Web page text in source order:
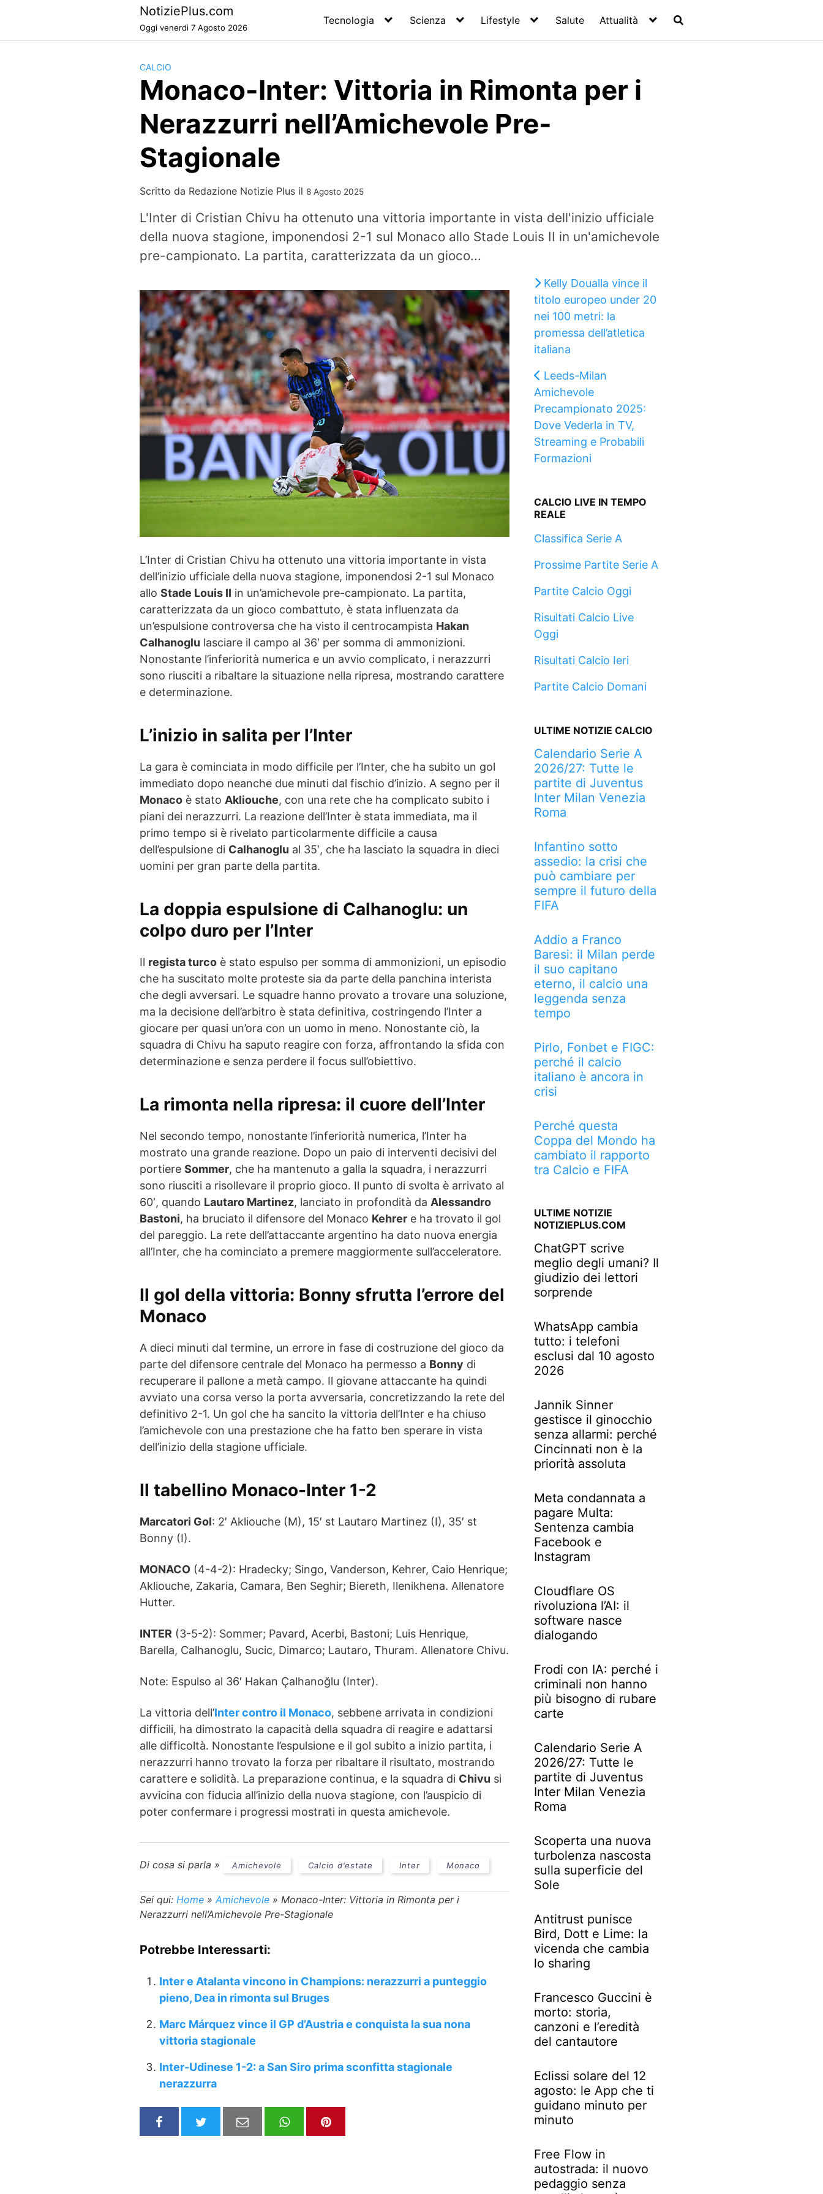
NotiziePlus.com
Oggi venerdì 7 Agosto 2026
Tecnologia Scienza Lifestyle Salute Attualità
CALCIO
Monaco-Inter: Vittoria in Rimonta per i
Nerazzurri nell’Amichevole Pre-
Stagionale
Scritto da Redazione Notizie Plus il 8 Agosto 2025
L'Inter di Cristian Chivu ha ottenuto una vittoria importante in vista dell'inizio ufficiale
della nuova stagione, imponendosi 2-1 sul Monaco allo Stade Louis II in un'amichevole
pre-campionato. La partita, caratterizzata da un gioco...
L’Inter di Cristian Chivu ha ottenuto una vittoria importante in vista
dell’inizio ufficiale della nuova stagione, imponendosi 2-1 sul Monaco
allo Stade Louis II in un’amichevole pre-campionato. La partita,
caratterizzata da un gioco combattuto, è stata influenzata da
un’espulsione controversa che ha visto il centrocampista Hakan
Calhanoglu lasciare il campo al 36′ per somma di ammonizioni.
Nonostante l’inferiorità numerica e un avvio complicato, i nerazzurri
sono riusciti a ribaltare la situazione nella ripresa, mostrando carattere
e determinazione.
L’inizio in salita per l’Inter
La gara è cominciata in modo difficile per l’Inter, che ha subito un gol
immediato dopo neanche due minuti dal fischio d’inizio. A segno per il
Monaco è stato Akliouche, con una rete che ha complicato subito i
piani dei nerazzurri. La reazione dell’Inter è stata immediata, ma il
primo tempo si è rivelato particolarmente difficile a causa
dell’espulsione di Calhanoglu al 35′, che ha lasciato la squadra in dieci
uomini per gran parte della partita.
La doppia espulsione di Calhanoglu: un
colpo duro per l’Inter
Il regista turco è stato espulso per somma di ammonizioni, un episodio
che ha suscitato molte proteste sia da parte della panchina interista
che degli avversari. Le squadre hanno provato a trovare una soluzione,
ma la decisione dell’arbitro è stata definitiva, costringendo l’Inter a
giocare per quasi un’ora con un uomo in meno. Nonostante ciò, la
squadra di Chivu ha saputo reagire con forza, affrontando la sfida con
determinazione e senza perdere il focus sull’obiettivo.
La rimonta nella ripresa: il cuore dell’Inter
Nel secondo tempo, nonostante l’inferiorità numerica, l’Inter ha
mostrato una grande reazione. Dopo un paio di interventi decisivi del
portiere Sommer, che ha mantenuto a galla la squadra, i nerazzurri
sono riusciti a risollevare il proprio gioco. Il punto di svolta è arrivato al
60′, quando Lautaro Martinez, lanciato in profondità da Alessandro
Bastoni, ha bruciato il difensore del Monaco Kehrer e ha trovato il gol
del pareggio. La rete dell’attaccante argentino ha dato nuova energia
all’Inter, che ha cominciato a premere maggiormente sull’acceleratore.
Il gol della vittoria: Bonny sfrutta l’errore del
Monaco
A dieci minuti dal termine, un errore in fase di costruzione del gioco da
parte del difensore centrale del Monaco ha permesso a Bonny di
recuperare il pallone a metà campo. Il giovane attaccante ha quindi
avviato una corsa verso la porta avversaria, concretizzando la rete del
definitivo 2-1. Un gol che ha sancito la vittoria dell’Inter e ha chiuso
l’amichevole con una prestazione che ha fatto ben sperare in vista
dell’inizio della stagione ufficiale.
Il tabellino Monaco-Inter 1-2
Marcatori Gol: 2′ Akliouche (M), 15′ st Lautaro Martinez (I), 35′ st
Bonny (I).
MONACO (4-4-2): Hradecky; Singo, Vanderson, Kehrer, Caio Henrique;
Akliouche, Zakaria, Camara, Ben Seghir; Biereth, Ilenikhena. Allenatore
Hutter.
INTER (3-5-2): Sommer; Pavard, Acerbi, Bastoni; Luis Henrique,
Barella, Calhanoglu, Sucic, Dimarco; Lautaro, Thuram. Allenatore Chivu.
Note: Espulso al 36′ Hakan Çalhanoğlu (Inter).
La vittoria dell’Inter contro il Monaco, sebbene arrivata in condizioni
difficili, ha dimostrato la capacità della squadra di reagire e adattarsi
alle difficoltà. Nonostante l’espulsione e il gol subito a inizio partita, i
nerazzurri hanno trovato la forza per ribaltare il risultato, mostrando
carattere e solidità. La preparazione continua, e la squadra di Chivu si
avvicina con fiducia all’inizio della nuova stagione, con l’auspicio di
poter confermare i progressi mostrati in questa amichevole.
Di cosa si parla » Amichevole Calcio d'estate Inter Monaco
Sei qui: Home » Amichevole » Monaco-Inter: Vittoria in Rimonta per i
Nerazzurri nell’Amichevole Pre-Stagionale
Potrebbe Interessarti:
Inter e Atalanta vincono in Champions: nerazzurri a punteggio
pieno, Dea in rimonta sul Bruges
Marc Márquez vince il GP d’Austria e conquista la sua nona
vittoria stagionale
Inter-Udinese 1-2: a San Siro prima sconfitta stagionale
nerazzurra
Kelly Doualla vince il
titolo europeo under 20
nei 100 metri: la
promessa dell’atletica
italiana
Leeds-Milan
Amichevole
Precampionato 2025:
Dove Vederla in TV,
Streaming e Probabili
Formazioni
CALCIO LIVE IN TEMPO
REALE
Classifica Serie A
Prossime Partite Serie A
Partite Calcio Oggi
Risultati Calcio Live
Oggi
Risultati Calcio Ieri
Partite Calcio Domani
ULTIME NOTIZIE CALCIO
Calendario Serie A
2026/27: Tutte le
partite di Juventus
Inter Milan Venezia
Roma
Infantino sotto
assedio: la crisi che
può cambiare per
sempre il futuro della
FIFA
Addio a Franco
Baresi: il Milan perde
il suo capitano
eterno, il calcio una
leggenda senza
tempo
Pirlo, Fonbet e FIGC:
perché il calcio
italiano è ancora in
crisi
Perché questa
Coppa del Mondo ha
cambiato il rapporto
tra Calcio e FIFA
ULTIME NOTIZIE
NOTIZIEPLUS.COM
ChatGPT scrive
meglio degli umani? Il
giudizio dei lettori
sorprende
WhatsApp cambia
tutto: i telefoni
esclusi dal 10 agosto
2026
Jannik Sinner
gestisce il ginocchio
senza allarmi: perché
Cincinnati non è la
priorità assoluta
Meta condannata a
pagare Multa:
Sentenza cambia
Facebook e
Instagram
Cloudflare OS
rivoluziona l’AI: il
software nasce
dialogando
Frodi con IA: perché i
criminali non hanno
più bisogno di rubare
carte
Calendario Serie A
2026/27: Tutte le
partite di Juventus
Inter Milan Venezia
Roma
Scoperta una nuova
turbolenza nascosta
sulla superficie del
Sole
Antitrust punisce
Bird, Dott e Lime: la
vicenda che cambia
lo sharing
Francesco Guccini è
morto: storia,
canzoni e l’eredità
del cantautore
Eclissi solare del 12
agosto: le App che ti
guidano minuto per
minuto
Free Flow in
autostrada: il nuovo
pedaggio senza